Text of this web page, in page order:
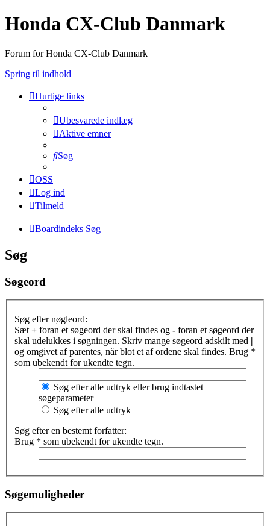
Honda CX-Club Danmark
Forum for Honda CX-Club Danmark
Spring til indhold
Hurtige links
Ubesvarede indlæg
Aktive emner
Søg
OSS
Log ind
Tilmeld
Boardindeks Søg
Søg
Søgeord
Søg efter nøgleord:
Sæt + foran et søgeord der skal findes og - foran et søgeord der
skal udelukkes i søgningen. Skriv mange søgeord adskilt med |
og omgivet af parentes, når blot et af ordene skal findes. Brug *
som ubekendt for ukendte tegn.
Søg efter alle udtryk eller brug indtastet
søgeparameter
Søg efter alle udtryk
Søg efter en bestemt forfatter:
Brug * som ubekendt for ukendte tegn.
Søgemuligheder